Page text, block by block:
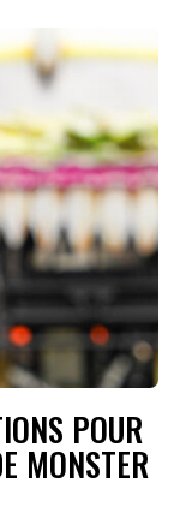
POUR
MONSTER